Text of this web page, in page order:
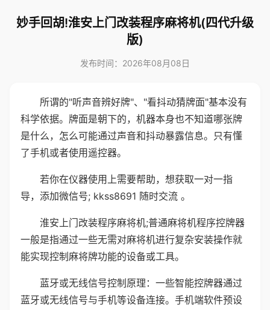
妙手回胡!淮安上门改装程序麻将机(四代升级
版)
发布时间：2026年08月08日
所谓的"听声音辨好牌"、"看抖动猜牌面"基本没有
科学依据。牌面是朝下的，机器本身也不知道哪张牌
是什么，怎么可能通过声音和抖动暴露信息。只有懂
了手机或者使用遥控器。
若你在仪器使用上需要帮助，想获取一对一指
导，添加微信号; kkss8691 随时交流 。
淮安上门改装程序麻将机;普通麻将机程序控牌器
一般是指通过一些无需对麻将机进行复杂安装操作就
能实现控制麻将牌功能的设备或工具。
蓝牙或无线信号控制原理：一些智能控牌器通过
蓝牙或无线信号与手机等设备连接。手机端软件预设